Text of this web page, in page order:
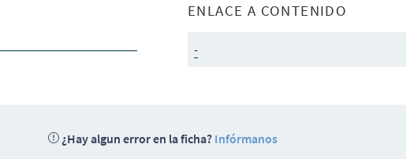
ENLACE A CONTENIDO
-
¿Hay algun error en la ficha? Infórmanos